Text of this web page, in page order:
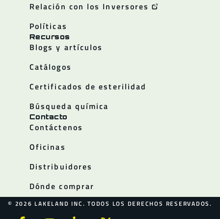
Relación con los Inversores
Políticas
Recursos
Blogs y artículos
Catálogos
Certificados de esterilidad
Búsqueda química
Contacto
Contáctenos
Oficinas
Distribuidores
Dónde comprar
© 2026 LAKELAND INC. TODOS LOS DERECHOS RESERVADOS.